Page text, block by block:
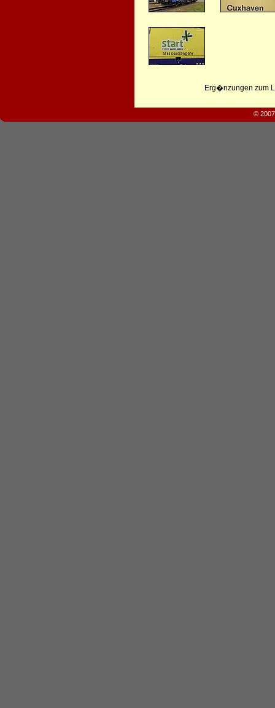
Erg�nzungen zum
©